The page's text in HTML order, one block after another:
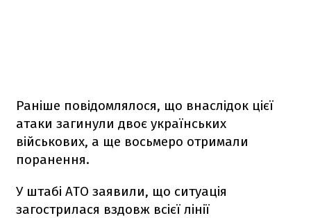
Раніше повідомлялося, що внаслідок цієї
атаки загинули двоє українських
військових, а ще восьмеро отримали
поранення.
У штабі АТО заявили, що ситуація
загострилася вздовж всієї лінії